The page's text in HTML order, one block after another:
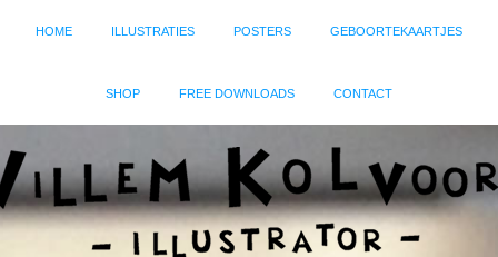
HOME ILLUSTRATIES POSTERS GEBOORTEKAARTJES
SHOP FREE DOWNLOADS CONTACT